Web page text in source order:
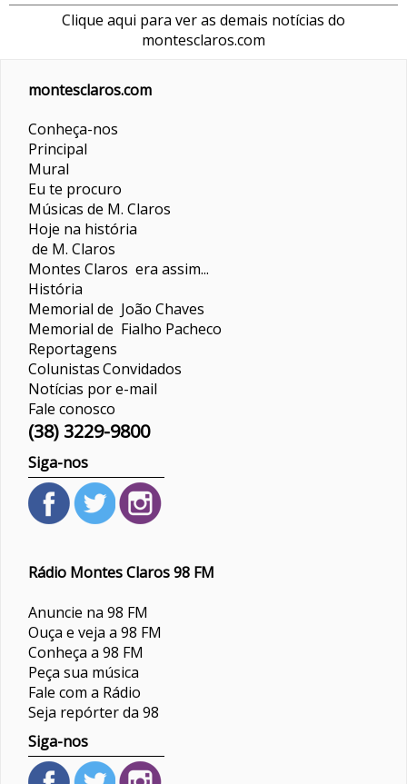
Clique aqui para ver as demais notícias do
montesclaros.com
montesclaros.com
Conheça-nos
Principal
Mural
Eu te procuro
Músicas de M. Claros
Hoje na história
de M. Claros
Montes Claros era assim...
História
Memorial de João Chaves
Memorial de Fialho Pacheco
Reportagens
ColunistasConvidados
Notícias por e-mail
Fale conosco
(38) 3229-9800
Siga-nos
Rádio Montes Claros 98 FM
Anuncie na 98 FM
Ouça e veja a 98 FM
Conheça a 98 FM
Peça sua música
Fale com a Rádio
Seja repórter da 98
Siga-nos